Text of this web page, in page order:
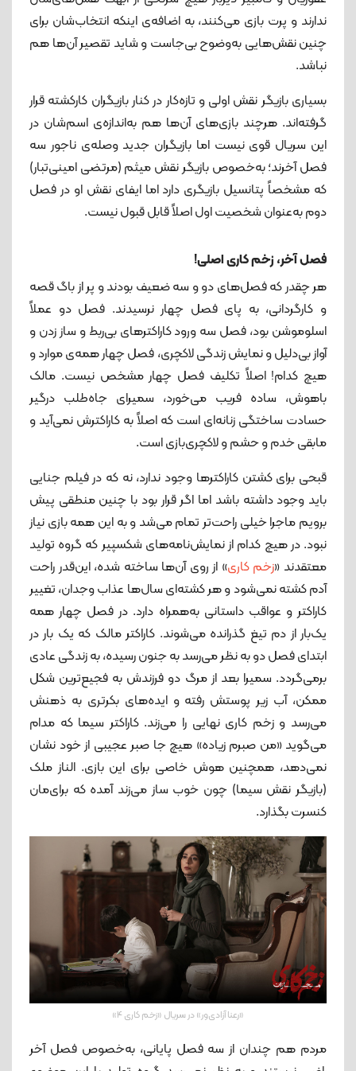
ندارند و پرت بازی می‌کنند، به اضافه‌ی اینکه انتخاب‌شان برای
چنین نقش‌هایی به‌وضوح بی‌جاست و شاید تقصیر آن‌ها هم
نباشد.
بسیاری بازیگر نقش اولی و تازه‌کار در کنار بازیگران کارکشته قرار
گرفته‌اند. هرچند بازی‌های آن‌ها هم به‌اندازه‌ی اسم‌شان در
این سریال قوی نیست اما بازیگران جدید وصله‌ی ناجور سه
فصل آخرند؛ به‌خصوص بازیگر نقش میثم (مرتضی امینی‌تبار)
که مشخصاً پتانسیل بازیگری دارد اما ایفای نقش او در فصل
دوم به‌عنوان شخصیت اول اصلاً قابل قبول نیست.
فصل آخر، زخم کاری اصلی!
هر چقدر که فصل‌های دو و سه ضعیف بودند و پر از باگ قصه
و کارگردانی، به پای فصل چهار نرسیدند. فصل دو عملاً
اسلوموشن بود، فصل سه ورود کاراکترهای بی‌ربط و ساز زدن و
آواز بی‌دلیل و نمایش زندگی لاکچری، فصل چهار همه‌ی موارد و
هیچ ‌کدام! اصلاً تکلیف فصل چهار مشخص نیست. مالک
باهوش، ساده فریب می‌خورد، سمیرای جاه‌طلب درگیر
حسادت ساختگی زنانه‌ای است که اصلاً به کاراکترش نمی‌آید و
مابقی خدم و حشم و لاکچری‌بازی است.
قبحی برای کشتن کاراکترها وجود ندارد، نه که در فیلم جنایی
باید وجود داشته باشد اما اگر قرار بود با چنین منطقی پیش
برویم ماجرا خیلی راحت‌تر تمام می‌شد و به این همه بازی نیاز
نبود. در هیچ کدام از نمایش‌نامه‌های شکسپیر که گروه تولید
معتقدند «زخم کاری» از روی آن‌ها ساخته شده، این‌قدر راحت
آدم کشته نمی‌شود و هر کشته‌ای سال‌ها عذاب وجدان، تغییر
کاراکتر و عواقب داستانی به‌همراه دارد. در فصل چهار همه
یک‌بار از دم تیغ گذرانده می‌شوند. کاراکتر مالک که یک بار در
ابتدای فصل دو به نظر می‌رسد به جنون رسیده، به زندگی عادی
برمی‌گردد. سمیرا بعد از مرگ دو فرزندش به فجیع‌ترین شکل
ممکن، آب زیر پوستش رفته و ایده‌های بکرتری به ذهنش
می‌رسد و زخم کاری نهایی را می‌زند. کاراکتر سیما که مدام
می‌گوید «من صبرم زیاده» هیچ‌ جا صبر عجیبی از خود نشان
نمی‌دهد، همچنین هوش خاصی برای این بازی. الناز ملک
(بازیگر نقش سیما) چون خوب ساز می‌زند آمده که برای‌مان
کنسرت بگذارد.
«رعنا آزادی‌ور» در سریال «زخم کاری 4»
مردم هم چندان از سه فصل پایانی، به‌خصوص فصل آخر